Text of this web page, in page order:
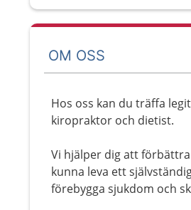
OM OSS
Hos oss kan du träffa
kiropraktor och dietist.
Vi hjälper dig att
kunna leva ett
förebygga sjukdom och